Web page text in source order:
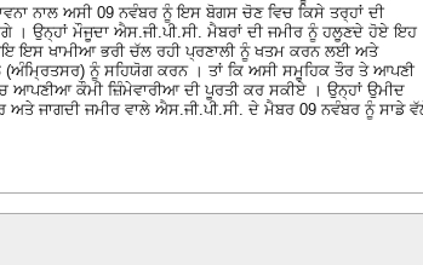
ਨਾਲ ਅਸੀ 09 ਨਵੰਬਰ ਨੂੰ ਇਸ ਬੋਗਸ ਚੋਣ ਵਿਚ ਕਿਸੇ ਤਰ੍ਹਾਂ ਦੀ
ਉਨ੍ਹਾਂ ਮੌਜੂਦਾ ਐਸ.ਜੀ.ਪੀ.ਸੀ. ਮੈਬਰਾਂ ਦੀ ਜਮੀਰ ਨੂੰ ਹਲੂਣਦੇ ਹੋਏ ਇਹ
ਇਸ ਖਾਮੀਆ ਭਰੀ ਚੱਲ ਰਹੀ ਪ੍ਰਣਾਲੀ ਨੂੰ ਖਤਮ ਕਰਨ ਲਈ ਅਤੇ
ਨੂੰ ਸਹਿਯੋਗ ਕਰਨ । ਤਾਂ ਕਿ ਅਸੀ ਸਮੂਹਿਕ ਤੌਰ ਤੇ ਆਪਣੀ
ਆਪਣੀਆ ਕੌਮੀ ਜ਼ਿੰਮੇਵਾਰੀਆ ਦੀ ਪੂਰਤੀ ਕਰ ਸਕੀਏ । ਉਨ੍ਹਾਂ ਉਮੀਦ
ਜਾਗਦੀ ਜਮੀਰ ਵਾਲੇ ਐਸ.ਜੀ.ਪੀ.ਸੀ. ਦੇ ਮੈਬਰ 09 ਨਵੰਬਰ ਨੂੰ ਸਾਡੇ